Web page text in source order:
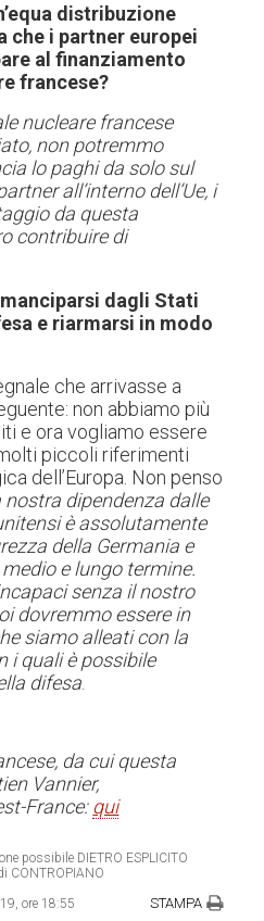
distribuzione
i partner europei
al finanziamento
francese?
nucleare francese
non potremmo
lo paghi da solo sul
all’interno dell’Ue, i
da questa
contribuire di
dagli Stati
e riarmarsi in modo
che arrivasse a
non abbiamo più
e ora vogliamo essere
piccoli riferimenti
dell’Europa. Non penso
nostra dipendenza dalle
è assolutamente
della Germania e
medio e lungo termine.
senza il nostro
dovremmo essere in
siamo alleati con la
i quali è possibile
difesa
da cui questa
Vannier,
France: qui
possibile DIETRO ESPLICITO
CONTROPIANO
ore 18:55 STAMPA